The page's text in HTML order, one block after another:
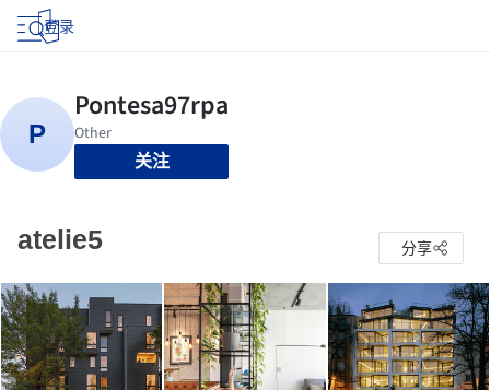
登录
关注
atelie5 分享